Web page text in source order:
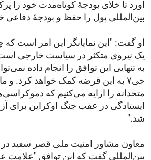
آورد تا خلای بودجۀ کوتاه‌مدت خود را
بین‌المللی پول را حفظ و بودجۀ دفاعی
او گفت: "این نمایانگر این امر است که
یک نیروی متکثر در سیاست خارجی
به تنهایی این توافق را انجام داده
جی۷ به این قرضه کمک خواهد کرد. و
متحدانه را ارایه می‌کنیم که
ایستادگی در عقب جنگ اوکراین برای
شد."
معاون مشاور امنیت ملی قصر سفید در
بین‌المللی گفت که این توافق "علامت